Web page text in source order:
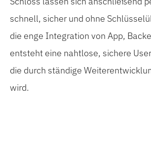
schnell, sicher und ohne
die enge Integration von App,
entsteht eine nahtlose, sichere
die durch ständige
wird.